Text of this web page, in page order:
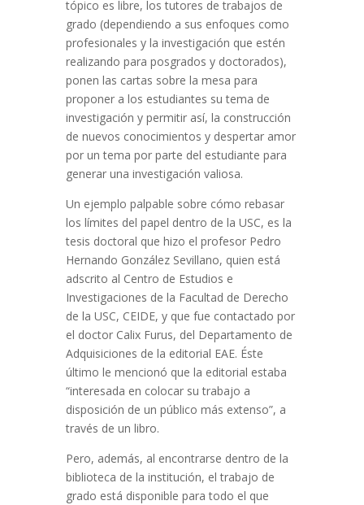
tópico es libre, los tutores de trabajos de
grado (dependiendo a sus enfoques como
profesionales y la investigación que estén
realizando para posgrados y doctorados),
ponen las cartas sobre la mesa para
proponer a los estudiantes su tema de
investigación y permitir así, la construcción
de nuevos conocimientos y despertar amor
por un tema por parte del estudiante para
generar una investigación valiosa.
Un ejemplo palpable sobre cómo rebasar
los límites del papel dentro de la USC, es la
tesis doctoral que hizo el profesor Pedro
Hernando González Sevillano, quien está
adscrito al Centro de Estudios e
Investigaciones de la Facultad de Derecho
de la USC, CEIDE, y que fue contactado por
el doctor Calix Furus, del Departamento de
Adquisiciones de la editorial EAE. Éste
último le mencionó que la editorial estaba
“interesada en colocar su trabajo a
disposición de un público más extenso”, a
través de un libro.
Pero, además, al encontrarse dentro de la
biblioteca de la institución, el trabajo de
grado está disponible para todo el que